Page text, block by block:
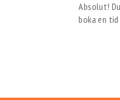
Absolut!
boka en tid